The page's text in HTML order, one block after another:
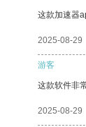
这款加速器
2025-08-29
游客
这款软件非
2025-08-29